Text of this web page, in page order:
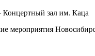
зал им. Каца
мероприятия